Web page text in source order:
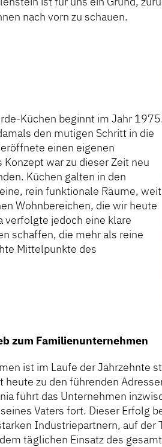
nach vorn zu schauen.
Küchen beginnt im Jahr 1975.
den mutigen Schritt in die
einen eigenen
war zu dieser Zeit neu
Küchen galten in den
rein funktionale Räume, weit
Wohnbereichen, die wir heute
verfolgte jedoch eine klare
schaffen, die mehr als reine
Mittelpunkte des
zum Familienunternehmen
ist im Laufe der Jahrzehnte
heute zu den führenden
führt das Unternehmen
Vaters fort. Dieser Erfolg
Industriepartnern, auf der
täglichen Einsatz des